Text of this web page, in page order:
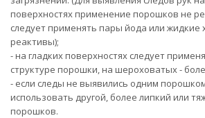
поверхностях применение порошков не
следует применять пары йода или жидкие
реактивы);
- на гладких поверхностях следует
структуре порошки, на шероховатых -
- если следы не выявились одним
использовать другой, более липкий или
порошков.